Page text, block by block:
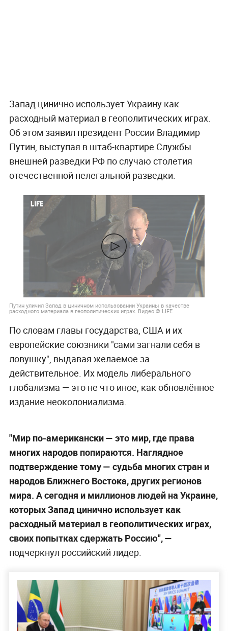
Запад цинично использует Украину как
расходный материал в геополитических играх.
Об этом заявил президент России Владимир
Путин, выступая в штаб-квартире Службы
внешней разведки РФ по случаю столетия
отечественной нелегальной разведки.
Путин уличил Запад в циничном использовании Украины в качестве
расходного материала в геополитических играх. Видео © LIFE
По словам главы государства, США и их
европейские союзники "сами загнали себя в
ловушку", выдавая желаемое за
действительное. Их модель либерального
глобализма — это не что иное, как обновлённое
издание неоколониализма.
"Мир по-американски — это мир, где права
многих народов попираются. Наглядное
подтверждение тому — судьба многих стран и
народов Ближнего Востока, других регионов
мира. А сегодня и миллионов людей на Украине,
которых Запад цинично использует как
расходный материал в геополитических играх,
своих попытках сдержать Россию", —
подчеркнул российский лидер.